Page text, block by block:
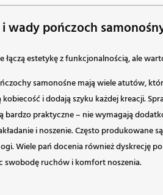
wady pończoch
łączą estetykę z funkcjonalnością, ale
samonośne mają wiele atutów,
i dodają szyku każdej kreacji.
bardzo praktyczne – nie wymagają
i noszenie. Często produkowane
Wiele pań docenia również dyskrecję
swobodę ruchów i komfort noszenia.